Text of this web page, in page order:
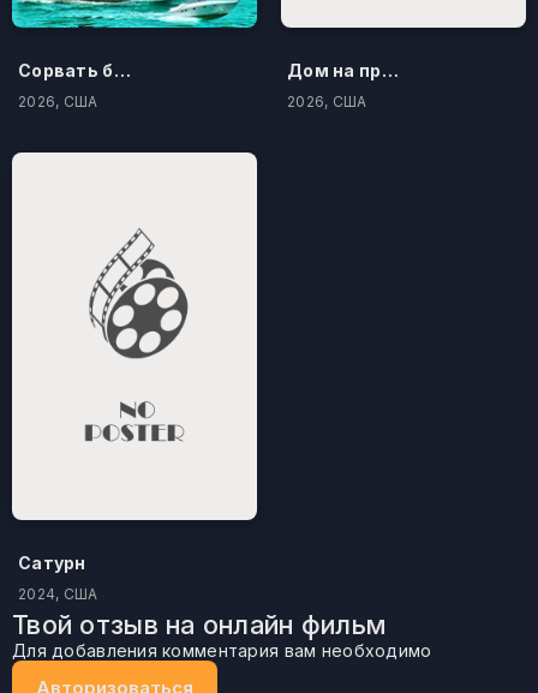
Сорвать банк 3: Вор-джентльмен
2026, США
Дом на проклятом холме
2026, США
Сатурн
2024, США
Твой отзыв на онлайн фильм
Для добавления комментария вам необходимо
Авторизоваться